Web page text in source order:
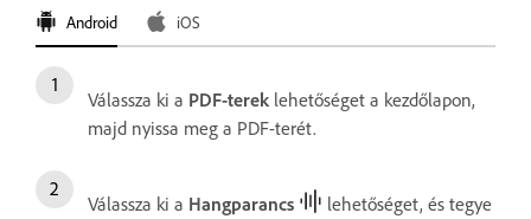
Android iOS
Válassza ki a PDF-terek lehetőséget a kezdőlapon,
majd nyissa meg a PDF-terét.
Válassza ki a Hangparancs
lehetőséget, és tegye